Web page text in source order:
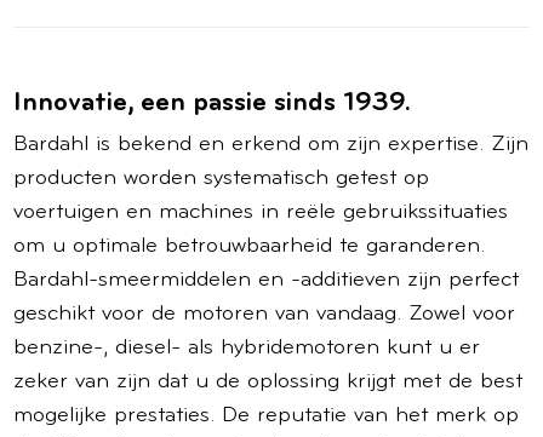
Innovatie, een passie sinds 1939.
Bardahl is bekend en erkend om zijn expertise. Zijn
producten worden systematisch getest op
voertuigen en machines in reële gebruikssituaties
om u optimale betrouwbaarheid te garanderen.
Bardahl-smeermiddelen en -additieven zijn perfect
geschikt voor de motoren van vandaag. Zowel voor
benzine-, diesel- als hybridemotoren kunt u er
zeker van zijn dat u de oplossing krijgt met de best
mogelijke prestaties. De reputatie van het merk op